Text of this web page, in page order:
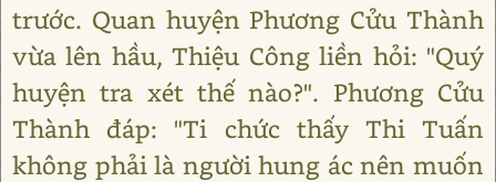
trước. Quan huyện Phương Cửu Thành
vừa lên hầu, Thiệu Công liền hỏi: "Quý
huyện tra xét thế nào?". Phương Cửu
Thành đáp: "Ti chức thấy Thi Tuấn
không phải là người hung ác nên muốn